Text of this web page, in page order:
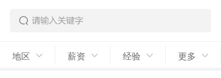
地区 薪资 经验 更多